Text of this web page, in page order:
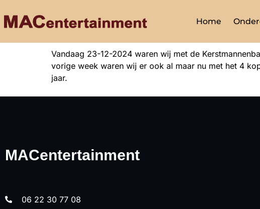
Home
Vandaag 23-12-2024 waren wij met de
vorige week waren wij er ook al maar nu met het 4
jaar.
MACentertainment
06 22 30 77 08